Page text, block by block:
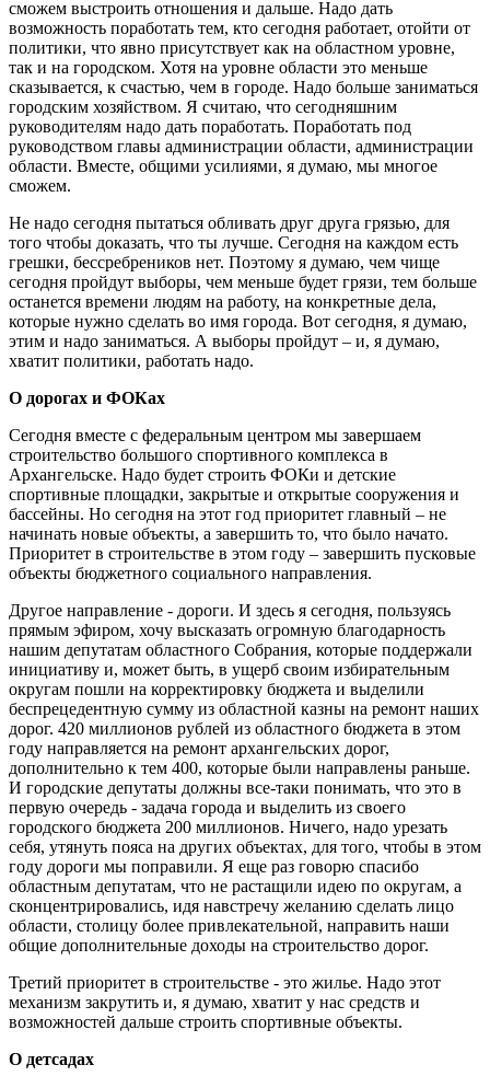
сможем выстроить отношения и дальше. Надо дать
возможность поработать тем, кто сегодня работает, отойти от
политики, что явно присутствует как на областном уровне,
так и на городском. Хотя на уровне области это меньше
сказывается, к счастью, чем в городе. Надо больше заниматься
городским хозяйством. Я считаю, что сегодняшним
руководителям надо дать поработать. Поработать под
руководством главы администрации области, администрации
области. Вместе, общими усилиями, я думаю, мы многое
сможем.
Не надо сегодня пытаться обливать друг друга грязью, для
того чтобы доказать, что ты лучше. Сегодня на каждом есть
грешки, бессребреников нет. Поэтому я думаю, чем чище
сегодня пройдут выборы, чем меньше будет грязи, тем больше
останется времени людям на работу, на конкретные дела,
которые нужно сделать во имя города. Вот сегодня, я думаю,
этим и надо заниматься. А выборы пройдут – и, я думаю,
хватит политики, работать надо.
О дорогах и ФОКах
Сегодня вместе с федеральным центром мы завершаем
строительство большого спортивного комплекса в
Архангельске. Надо будет строить ФОКи и детские
спортивные площадки, закрытые и открытые сооружения и
бассейны. Но сегодня на этот год приоритет главный – не
начинать новые объекты, а завершить то, что было начато.
Приоритет в строительстве в этом году – завершить пусковые
объекты бюджетного социального направления.
Другое направление - дороги. И здесь я сегодня, пользуясь
прямым эфиром, хочу высказать огромную благодарность
нашим депутатам областного Собрания, которые поддержали
инициативу и, может быть, в ущерб своим избирательным
округам пошли на корректировку бюджета и выделили
беспрецедентную сумму из областной казны на ремонт наших
дорог. 420 миллионов рублей из областного бюджета в этом
году направляется на ремонт архангельских дорог,
дополнительно к тем 400, которые были направлены раньше.
И городские депутаты должны все-таки понимать, что это в
первую очередь - задача города и выделить из своего
городского бюджета 200 миллионов. Ничего, надо урезать
себя, утянуть пояса на других объектах, для того, чтобы в этом
году дороги мы поправили. Я еще раз говорю спасибо
областным депутатам, что не растащили идею по округам, а
сконцентрировались, идя навстречу желанию сделать лицо
области, столицу более привлекательной, направить наши
общие дополнительные доходы на строительство дорог.
Третий приоритет в строительстве - это жилье. Надо этот
механизм закрутить и, я думаю, хватит у нас средств и
возможностей дальше строить спортивные объекты.
О детсадах